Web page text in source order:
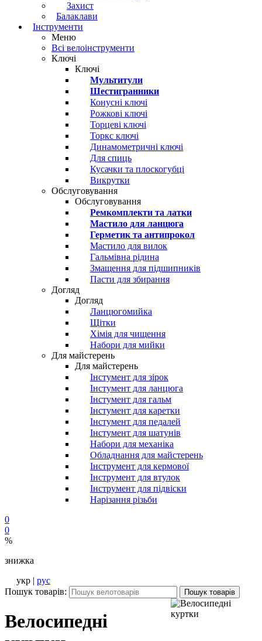
Захист
Балаклави
Інструменти
Меню
Всі велоінструменти
Ключі
Ключі
Мультитули
Шестигранники
Конусні ключі
Рожкові ключі
Торцеві ключі
Торкс ключі
Динамометричні ключі
Для спиць
Кусачки та плоскогубці
Викрутки
Обслуговування
Обслуговування
Ремкомплекти та латки
Мастило для ланцюга
Герметик та антипрокол
Мастило для вилок
Гальмівна рідина
Змащення для підшипників
Пасти для збирання
Догляд
Догляд
Ланцюгомийка
Щітки
Хімія для чищення
Набори для мийки
Для майстерень
Для майстерень
Інстумент для зірок
Інстумент для ланцюга
Інстумент для гальм
Інстумент для каретки
Інстумент для педалей
Інстумент для шатунів
Набори для механіка
Обладнання для майстерень
Інструмент для кермової
Інструмент для втулок
Інструмент для підвіски
Нарізання різьби
0
0
%
знижка
укр | рус
Пошук товарів:
Пошук товарів
Велосипедні